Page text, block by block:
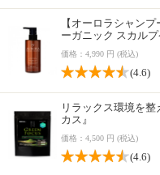
【オーロラシャン
ーガニック スカル
価格：4,990 円 (税込)
(4.6)
リラックス環境を
カス』
価格：4,500 円 (税込)
(4.6)